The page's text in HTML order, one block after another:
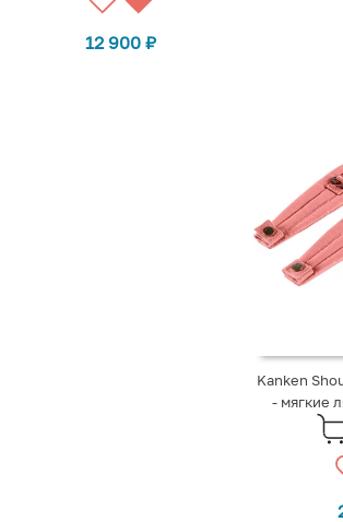
12 900 ₽
Kanken
- мягкие